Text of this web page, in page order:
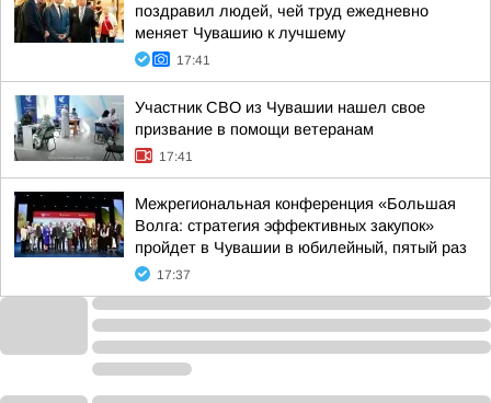
поздравил людей, чей труд ежедневно
меняет Чувашию к лучшему
17:41
Участник СВО из Чувашии нашел свое
призвание в помощи ветеранам
17:41
Межрегиональная конференция «Большая
Волга: стратегия эффективных закупок»
пройдет в Чувашии в юбилейный, пятый раз
17:37